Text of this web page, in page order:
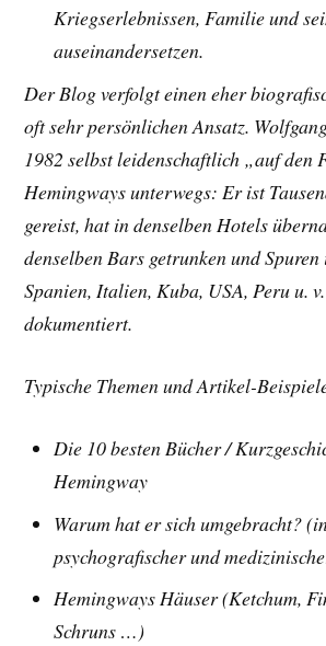
Kriegserlebnissen, Familie und
auseinandersetzen.
Der Blog verfolgt einen eher
oft sehr persönlichen Ansatz.
1982 selbst leidenschaftlich „auf den
Hemingways unterwegs: Er ist
gereist, hat in denselben Hotels
denselben Bars getrunken und
Spanien, Italien, Kuba, USA, Peru u.
dokumentiert.
Typische Themen und Artikel-
Die 10 besten Bücher /
Hemingway
Warum hat er sich umgebracht?
psychografischer und
Hemingways Häuser (Ketchum,
Schruns …)